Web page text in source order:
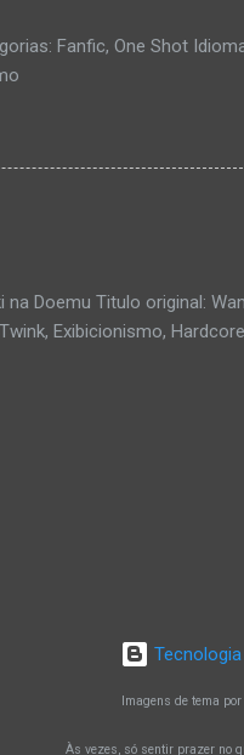
Fanfic, One Shot
na Doemu Titulo original:
Exibicionismo,
Imagens de tema por
Às vezes, só sentir prazer no